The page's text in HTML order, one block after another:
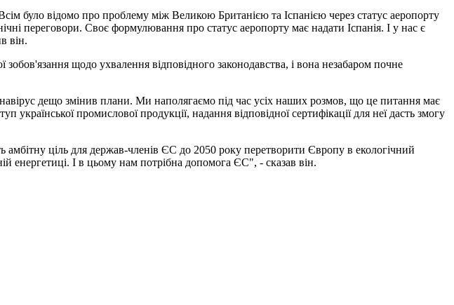
було відомо про проблему між Великою Британією та Іспанією через статус аеропорту
переговори. Своє формулювання про статус аеропорту має надати Іспанія. І у нас є
він.
щодо ухвалення відповідного законодавства, і вона незабаром почне
дещо змінив плани. Ми наполягаємо під час усіх наших розмов, що це питання має
промислової продукції, надання відповідної сертифікації для неї дасть змогу
амбітну ціль для держав-членів ЄС до 2050 року перетворити Європу в екологічний
енергетиці. І в цьому нам потрібна допомога ЄС", - сказав він.